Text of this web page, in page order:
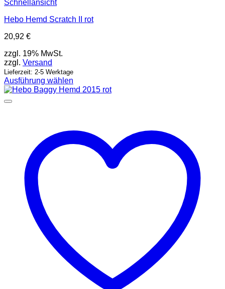
Schnellansicht
Hebo Hemd Scratch II rot
20,92 €
zzgl. 19% MwSt.
zzgl. Versand
Lieferzeit: 2-5 Werktage
Ausführung wählen
Dieses
Produkt
Optionen
können
Produktseite
gewählt
werden